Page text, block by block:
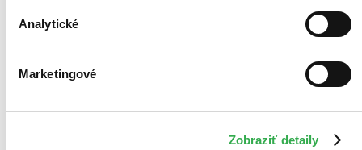
Analytické
Marketingové
Zobraziť detaily